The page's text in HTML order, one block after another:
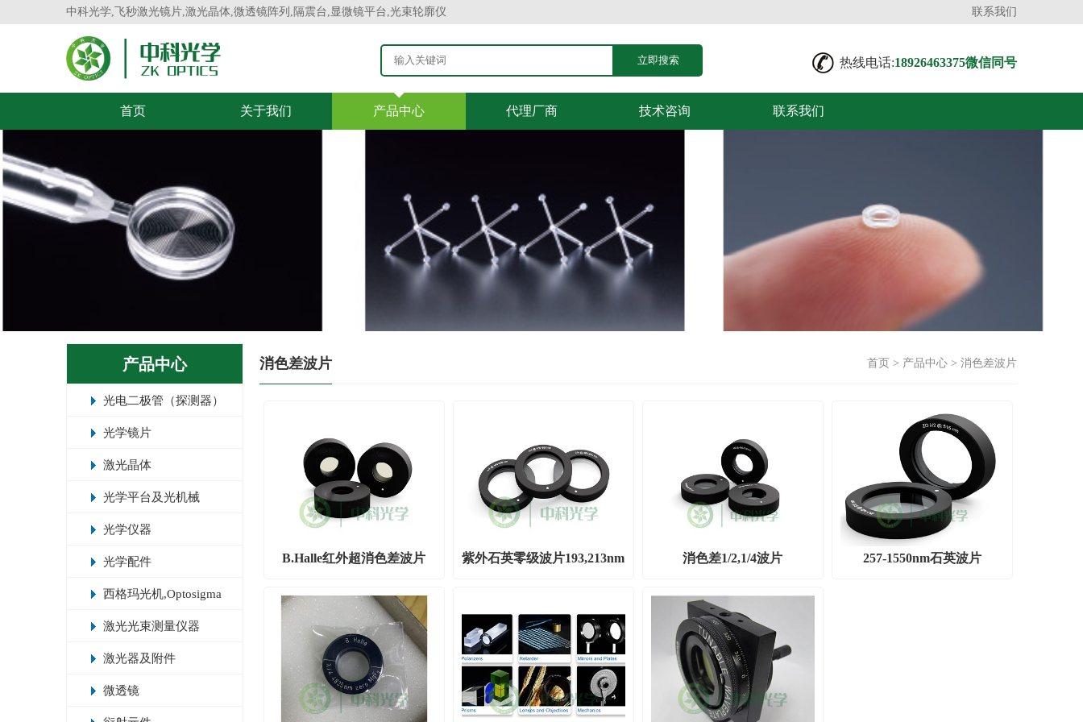
中科光学,飞秒激光镜片,激光晶体,微透镜阵列,隔震台,显微镜平台,光束轮廓仪 联系我们
热线电话:18926463375微信同号
首页 关于我们 产品中心 代理厂商 技术咨询 联系我们
产品中心
光电二极管（探测器）
光学镜片
激光晶体
光学平台及光机械
光学仪器
光学配件
西格玛光机,Optosigma
激光光束测量仪器
激光器及附件
微透镜
消色差波片 首页 > 产品中心 > 消色差波片
B.Halle红外超消色差波片 紫外石英零级波片193,213nm 消色差1/2,1/4波片 257-1550nm石英波片